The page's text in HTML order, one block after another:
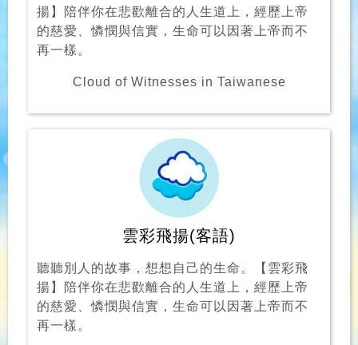
揚】陪伴你在悲歡離合的人生道上，經歷上帝
的慈愛、憐憫與信實，生命可以因著上帝而不
再一樣。
Cloud of Witnesses in Taiwanese
雲彩飛揚(客語)
聽聽別人的故事，想想自己的生命。【雲彩飛
揚】陪伴你在悲歡離合的人生道上，經歷上帝
的慈愛、憐憫與信實，生命可以因著上帝而不
再一樣。